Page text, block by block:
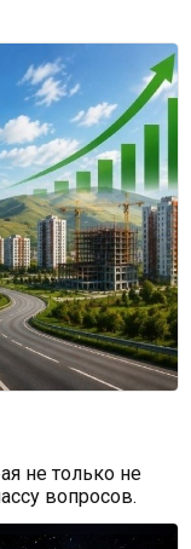
не только не
вопросов.